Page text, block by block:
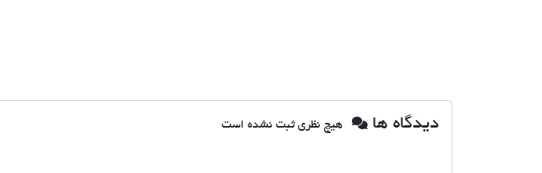
دیدگاه ها هیچ نظری ثبت نشده است